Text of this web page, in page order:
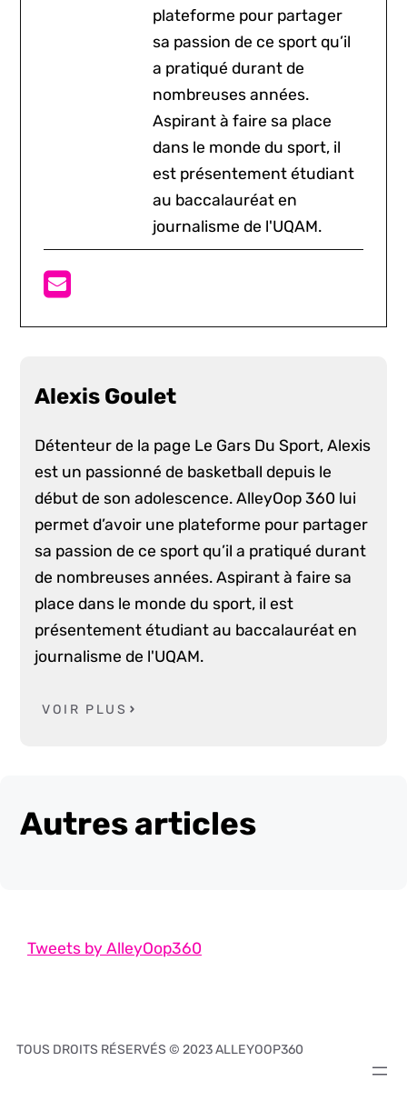
plateforme pour partager
sa passion de ce sport qu’il
a pratiqué durant de
nombreuses années.
Aspirant à faire sa place
dans le monde du sport, il
est présentement étudiant
au baccalauréat en
journalisme de l'UQAM.
Alexis Goulet
Détenteur de la page Le Gars Du Sport, Alexis
est un passionné de basketball depuis le
début de son adolescence. AlleyOop 360 lui
permet d’avoir une plateforme pour partager
sa passion de ce sport qu’il a pratiqué durant
de nombreuses années. Aspirant à faire sa
place dans le monde du sport, il est
présentement étudiant au baccalauréat en
journalisme de l'UQAM.
VOIR PLUS
Autres articles
Tweets by AlleyOop360
TOUS DROITS RÉSERVÉS © 2023 ALLEYOOP360